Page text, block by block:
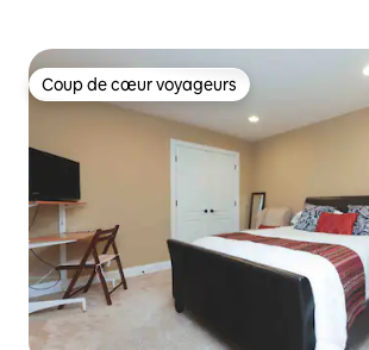
Coup de cœur voyageurs
Coup de cœur voyageurs